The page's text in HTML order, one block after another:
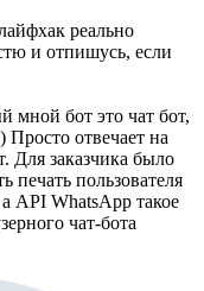
реально
и отпишусь, если
мной бот это чат бот,
Просто отвечает на
Для заказчика было
печать пользователя
API WhatsApp такое
чат-бота